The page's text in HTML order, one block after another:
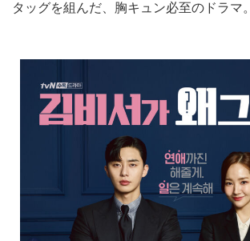
タッグを組んだ、胸キュン必至のドラマ。